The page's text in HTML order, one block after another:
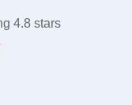
4.8 stars